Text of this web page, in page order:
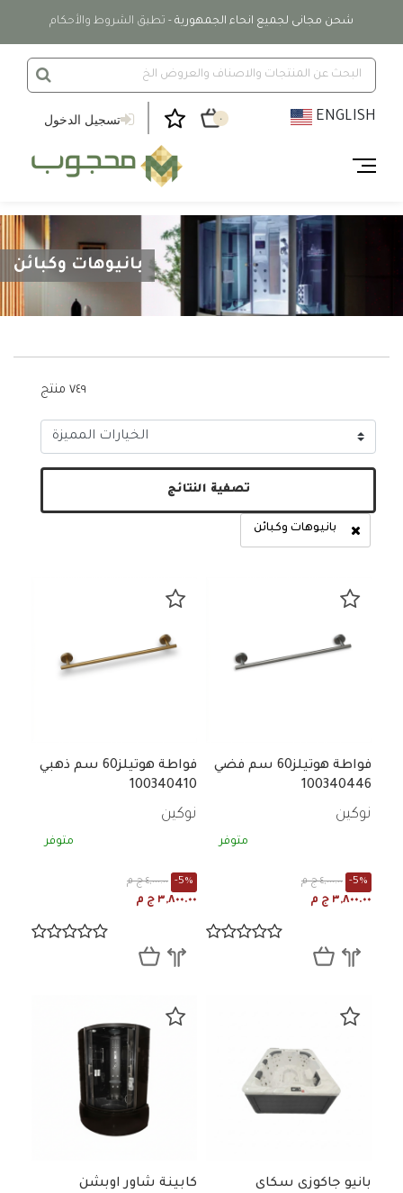
شحن مجانى لجميع انحاء الجمهورية - تطبق الشروط والأحكام
تسجيل الدخول ٠ ENGLISH
بانيوهات وكبائن
٧٤٩ منتج
تصفية النتائج
بانيوهات وكبائن
بانيوهات وكبائن
فواطة هوتيلز60 سم فضي
100340446
نوكين
متوفر
٤,٠٠٠.٠٠ ج م -5%
٣,٨٠٠.٠٠ ج م
فواطة هوتيلز60 سم ذهبي
100340410
نوكين
متوفر
٤,٠٠٠.٠٠ ج م -5%
٣,٨٠٠.٠٠ ج م
بانيو جاكوزى سكاى
كابينة شاور اوبشن